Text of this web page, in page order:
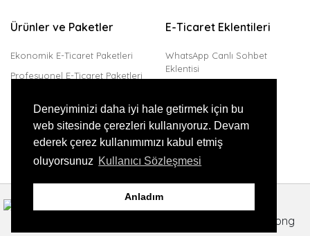
Deneyiminizi daha iyi hale getirmek için bu
web sitesinde çerezleri kullanıyoruz. Devam
ederek çerez kullanımımızı kabul etmiş
oluyorsunuz Kullanıcı Sözleşmesi
Anladım
Ürünler ve Paketler
Ekonomik E-Ticaret Paketleri
Profesyonel E-Ticaret Paketleri
E-Ticaret Eklentileri
WhatsApp Canlı Sohbet
Eklentisi
Amazon Entegrasyonu
JivoChat Canlı Destek
Sanal Pos Eklentisi